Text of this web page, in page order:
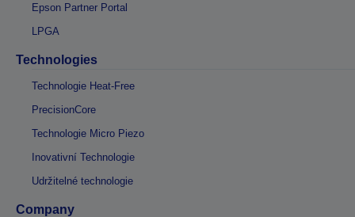
Epson Partner Portal
LPGA
Technologies
Technologie Heat-Free
PrecisionCore
Technologie Micro Piezo
Inovativní Technologie
Udržitelné technologie
Company